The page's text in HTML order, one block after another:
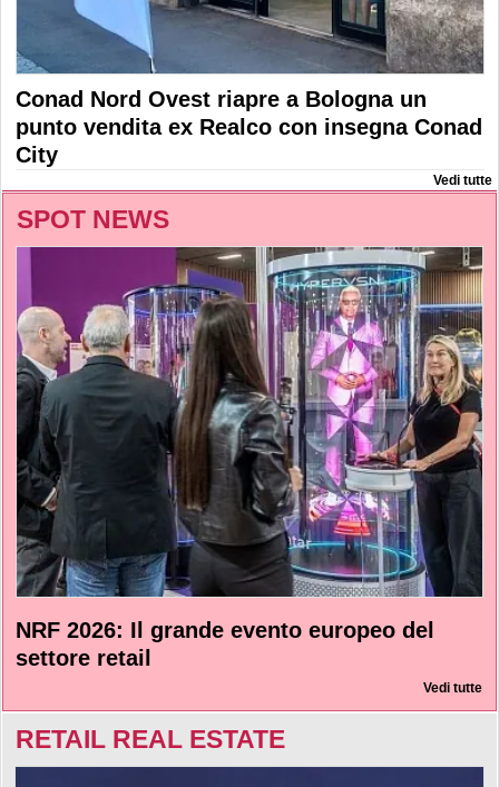
Conad Nord Ovest riapre a Bologna un
punto vendita ex Realco con insegna Conad
City
Vedi tutte
SPOT NEWS
NRF 2026: Il grande evento europeo del
settore retail
Vedi tutte
RETAIL REAL ESTATE